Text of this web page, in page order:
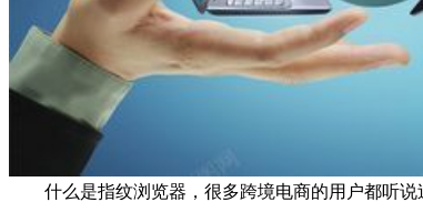
什么是指纹浏览器，很多跨境电商的用户都听说